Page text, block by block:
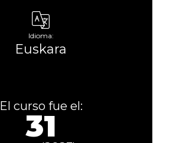
Idioma:
Euskara
El curso fue el:
31